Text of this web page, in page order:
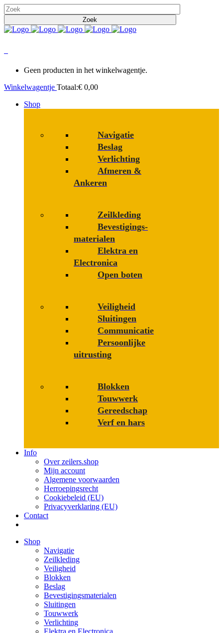
Geen producten in het winkelwagentje.
Winkelwagentje Totaal:€ 0,00
Shop
Navigatie
Beslag
Verlichting
Afmeren &
Ankeren
Zeilkleding
Bevestigings­­
materialen
Elektra en
Electronica
Open boten
Veiligheid
Sluitingen
Communicatie
Persoonlijke
uitrusting
Blokken
Touwwerk
Gereedschap
Verf en hars
Info
Over zeilers.shop
Mijn account
Algemene voorwaarden
Herroepingsrecht
Cookiebeleid (EU)
Privacyverklaring (EU)
Contact
Shop
Navigatie
Zeilkleding
Veiligheid
Blokken
Beslag
Bevestigings­­materialen
Sluitingen
Touwwerk
Verlichting
Elektra en Electronica